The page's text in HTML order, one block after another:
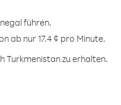
führen.
ab nur 17.4 ¢ pro Minute.
Turkmenistan zu erhalten.